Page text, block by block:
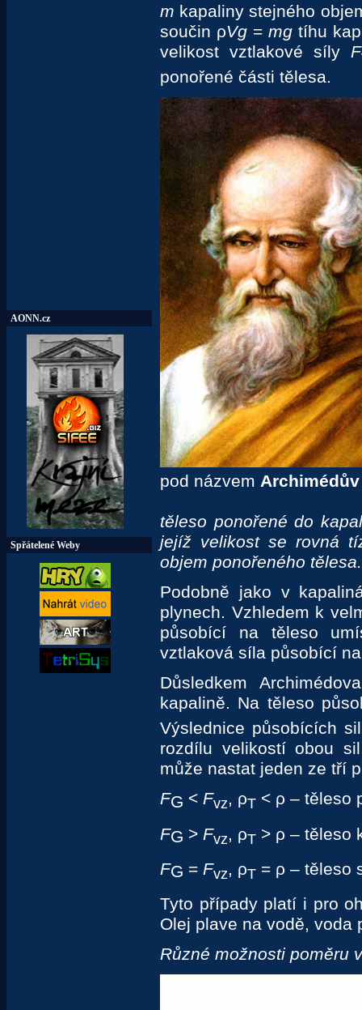
AONN.cz
Spřátelené Weby
m kapaliny stejného
součin ρVg = mg tíhu
velikost vztlakové síly F
ponořené části tělesa.
pod názvem
těleso ponořené do
jejíž velikost se rovná
objem ponořeného tělesa.
Podobně jako v
plynech. Vzhledem k
působící na těleso
vztlaková síla působící
Důsledkem
kapalině. Na těleso
Výslednice působících
rozdílu velikostí obou
může nastat jeden ze tří
FG < Fvz, ρT < ρ – těleso
FG > Fvz, ρT > ρ – těleso
FG = Fvz, ρT = ρ – těleso
Tyto případy platí i pro
Olej plave na vodě, voda
Různé možnosti poměru